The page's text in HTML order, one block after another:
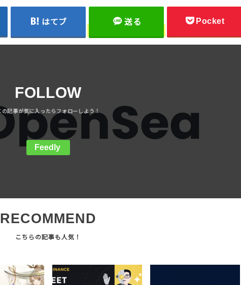
はてブ 送る Pocket
FOLLOW
Feedly
RECOMMEND